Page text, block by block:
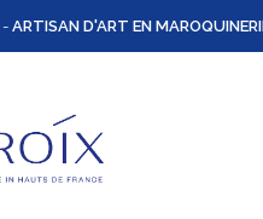
- ARTISAN D'ART EN